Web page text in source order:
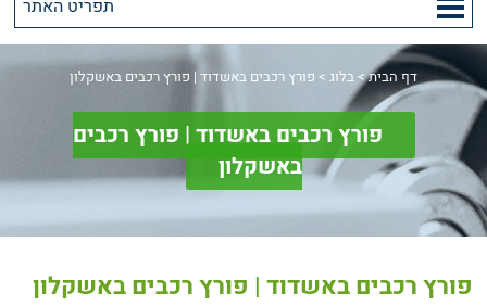
דף הבית>בלוג > פורץ רכבים באשדוד | פורץ רכבים באשקלון
פורץ רכבים באשדוד | פורץ רכבים
באשקלון
פורץ רכבים באשדוד | פורץ רכבים באשקלון